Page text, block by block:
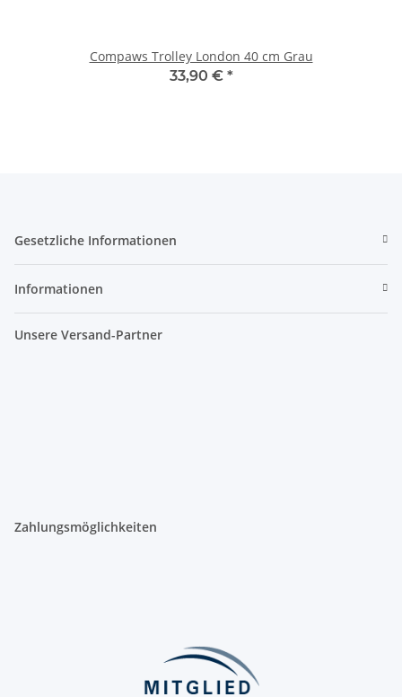
Compaws Trolley London 40 cm Grau
33,90 € *
Gesetzliche Informationen
Informationen
Unsere Versand-Partner
Zahlungsmöglichkeiten